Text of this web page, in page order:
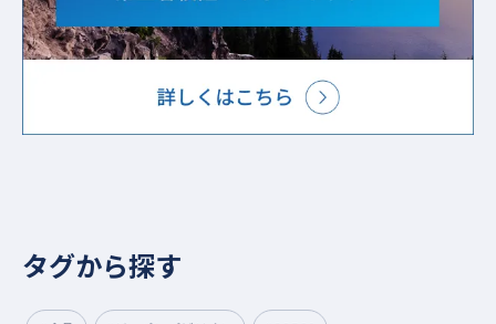
タグから探す